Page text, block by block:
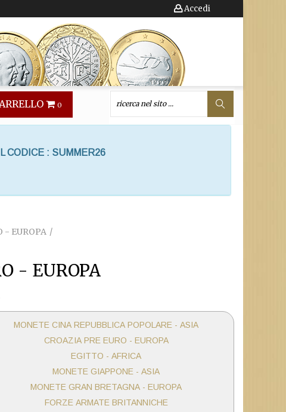
Accedi
0
CODICE : SUMMER26
- EUROPA
- EUROPA
MONETE CINA REPUBBLICA POPOLARE - ASIA
CROAZIA PRE EURO - EUROPA
EGITTO - AFRICA
MONETE GIAPPONE - ASIA
MONETE GRAN BRETAGNA - EUROPA
FORZE ARMATE BRITANNICHE